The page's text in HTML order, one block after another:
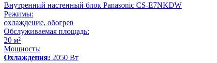
Внутренний настенный блок Panasonic CS-E7NKDW
Режимы:
охлаждение, обогрев
Обслуживаемая площадь:
20 м²
Мощность:
Охлаждения: 2050 Вт